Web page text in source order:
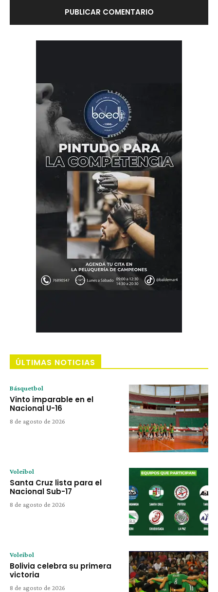
ÚLTIMAS NOTICIAS
Básquetbol
Vinto imparable en el
Nacional U-16
8 de agosto de 2026
Voleibol
Santa Cruz lista para el
Nacional Sub-17
8 de agosto de 2026
Voleibol
Bolivia celebra su primera
victoria
8 de agosto de 2026